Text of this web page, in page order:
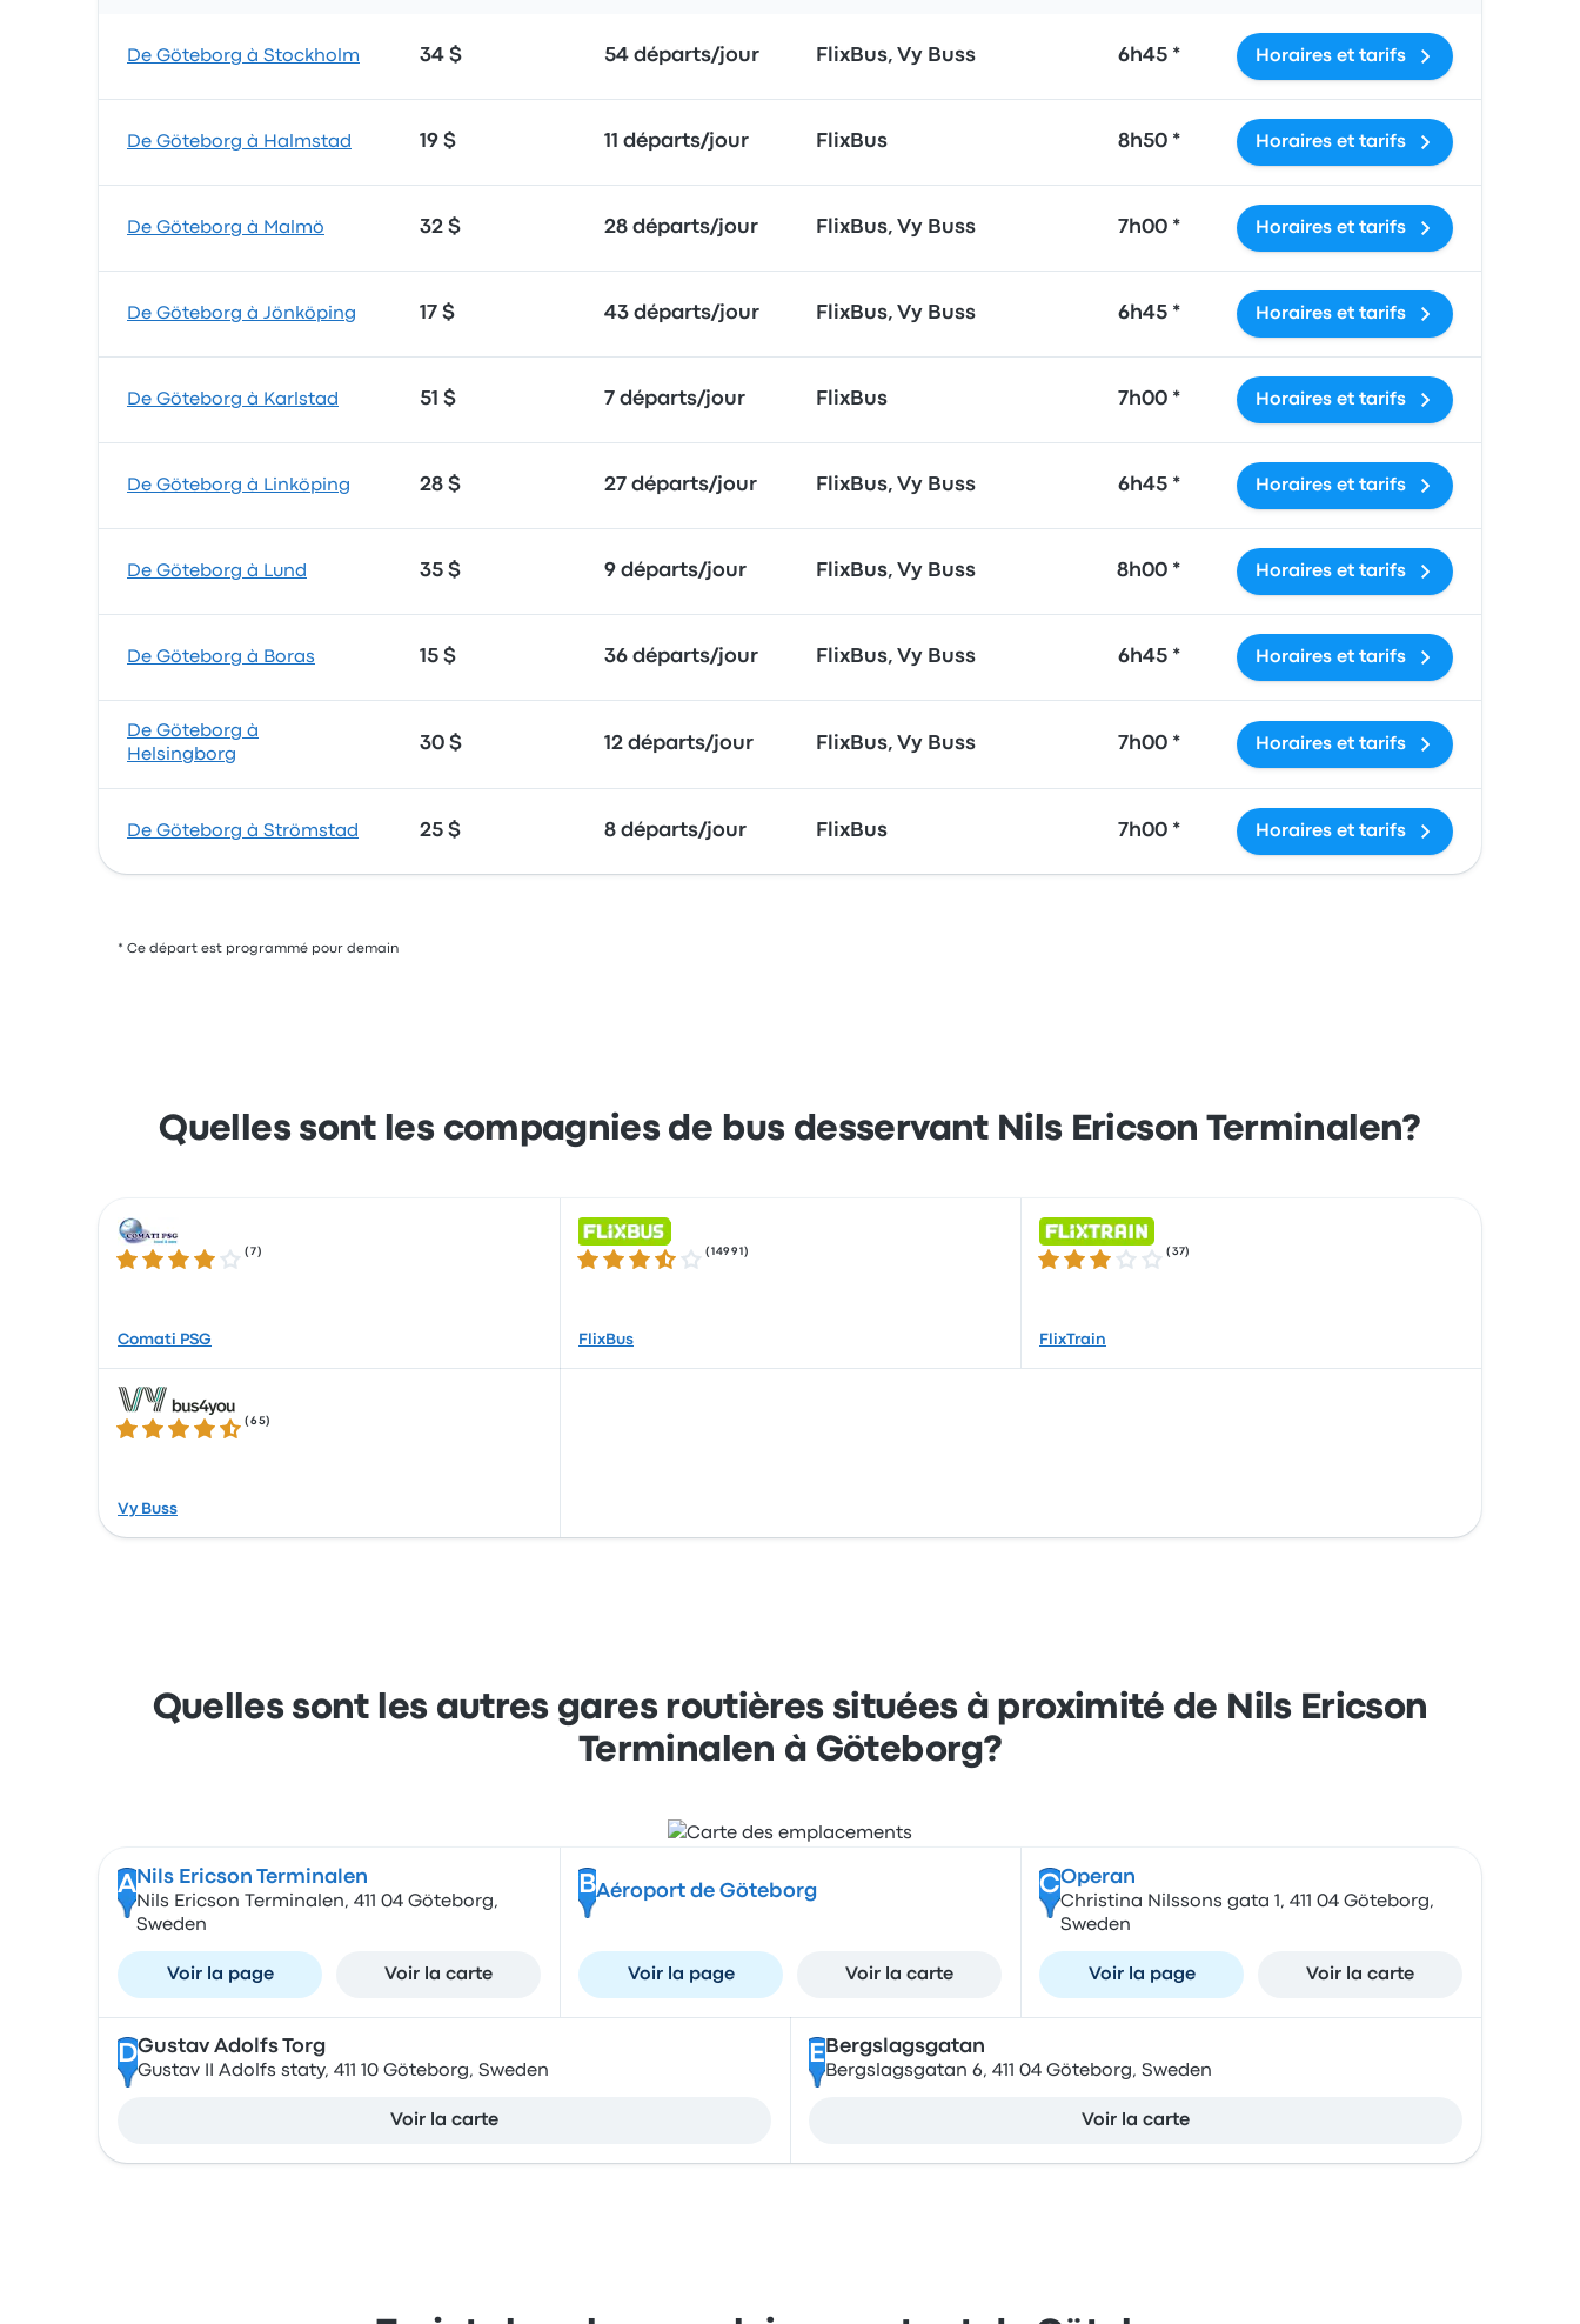
De Göteborg à Stockholm 34 $ 54 départs/jour FlixBus, Vy Buss 6h45 * Horaires et tarifs
De Göteborg à Halmstad 19 $ 11 départs/jour FlixBus 8h50 * Horaires et tarifs
De Göteborg à Malmö 32 $ 28 départs/jour FlixBus, Vy Buss 7h00 * Horaires et tarifs
De Göteborg à Jönköping 17 $ 43 départs/jour FlixBus, Vy Buss 6h45 * Horaires et tarifs
De Göteborg à Karlstad 51 $ 7 départs/jour FlixBus 7h00 * Horaires et tarifs
De Göteborg à Linköping 28 $ 27 départs/jour FlixBus, Vy Buss 6h45 * Horaires et tarifs
De Göteborg à Lund 35 $ 9 départs/jour FlixBus, Vy Buss 8h00 * Horaires et tarifs
De Göteborg à Boras 15 $ 36 départs/jour FlixBus, Vy Buss 6h45 * Horaires et tarifs
De Göteborg à
Helsingborg
30 $ 12 départs/jour FlixBus, Vy Buss 7h00 * Horaires et tarifs
De Göteborg à Strömstad 25 $ 8 départs/jour FlixBus 7h00 * Horaires et tarifs
* Ce départ est programmé pour demain
Quelles sont les compagnies de bus desservant Nils Ericson Terminalen?
3.8 sur 5 étoiles( 7 )
Comati PSG
3.5 sur 5 étoiles( 14991 )
FlixBus
3.0 sur 5 étoiles( 37)
FlixTrain
4.3 sur 5 étoiles( 65)
Vy Buss
Quelles sont les autres gares routières situées à proximité de Nils Ericson
Terminalen à Göteborg?
A Nils Ericson Terminalen
Nils Ericson Terminalen, 411 04 Göteborg,
Sweden
Voir la page Voir la carte
BAéroport de Göteborg
Voir la page Voir la carte
COperan
Christina Nilssons gata 1, 411 04 Göteborg,
Sweden
Voir la page Voir la carte
DGustav Adolfs Torg
Gustav II Adolfs staty, 411 10 Göteborg, Sweden
Voir la carte
E Bergslagsgatan
Bergslagsgatan 6, 411 04 Göteborg, Sweden
Voir la carte